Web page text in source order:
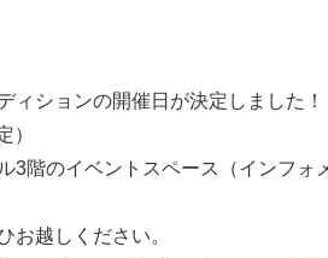
ィションの開催日が​決定しました！
）
階のイベントスペ​ース（インフォ
お越しください。